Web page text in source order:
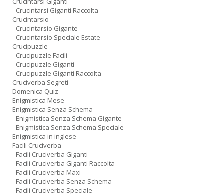
- Crucintarsi Giganti Raccolta
Crucintarsio
- Crucintarsio Gigante
- Crucintarsio Speciale Estate
Crucipuzzle
- Crucipuzzle Facili
- Crucipuzzle Giganti
- Crucipuzzle Giganti Raccolta
Cruciverba Segreti
Domenica Quiz
Enigmistica Mese
Enigmistica Senza Schema
- Enigmistica Senza Schema Gigante
- Enigmistica Senza Schema Speciale
Enigmistica in inglese
Facili Cruciverba
- Facili Cruciverba Giganti
- Facili Cruciverba Giganti Raccolta
- Facili Cruciverba Maxi
- Facili Cruciverba Senza Schema
- Facili Cruciverba Speciale